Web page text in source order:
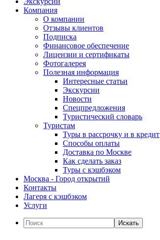
Компания
О компании
Отзывы клиентов
Подписка
Финансовое обеспечение
Лицензии и сертификаты
Фотогалерея
Полезная информация
Интересные статьи
Экскурсии
Новости
Спецпредложения
Туристический словарь
Туристам
Туры в рассрочку и в кредит
Способы оплаты
Доставка по Москве
Как сделать заказ
Туры с кэшбэком
Москва - Город открытий
Контакты
Лагеря с кэшбэком
Услуги
Искать